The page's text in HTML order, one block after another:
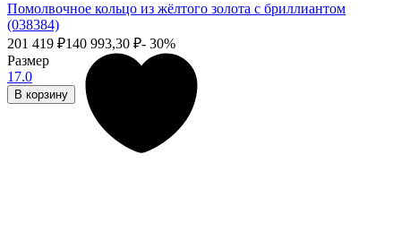
Помолвочное кольцо из жёлтого золота с бриллиантом
(038384)
201 419 ₽140 993,30 ₽- 30%
Размер
17.0
В корзину